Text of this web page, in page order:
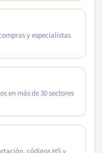
y especialistas
en más de 30 sectores
códigos HS y